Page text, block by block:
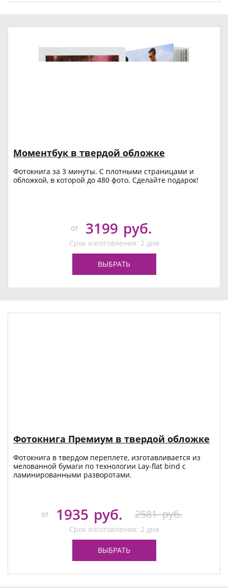
Моментбук в твердой обложке
Фотокнига за 3 минуты. С плотными страницами и
обложкой, в которой до 480 фото. Сделайте подарок!
от 3199 руб.
Срок изготовления: 2 дня
ВЫБРАТЬ
Фотокнига Премиум в твердой обложке
Фотокнига в твердом переплете, изготавливается из
мелованной бумаги по технологии Lay-flat bind с
ламинированными разворотами.
от 1935 руб. 2581 руб.
Срок изготовления: 2 дня
ВЫБРАТЬ